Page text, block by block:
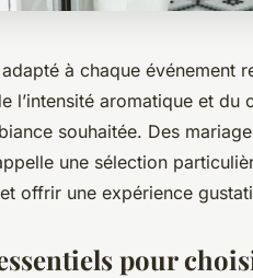
à chaque événement
l’intensité aromatique et
souhaitée. Des
une sélection
offrir une expérience
pour